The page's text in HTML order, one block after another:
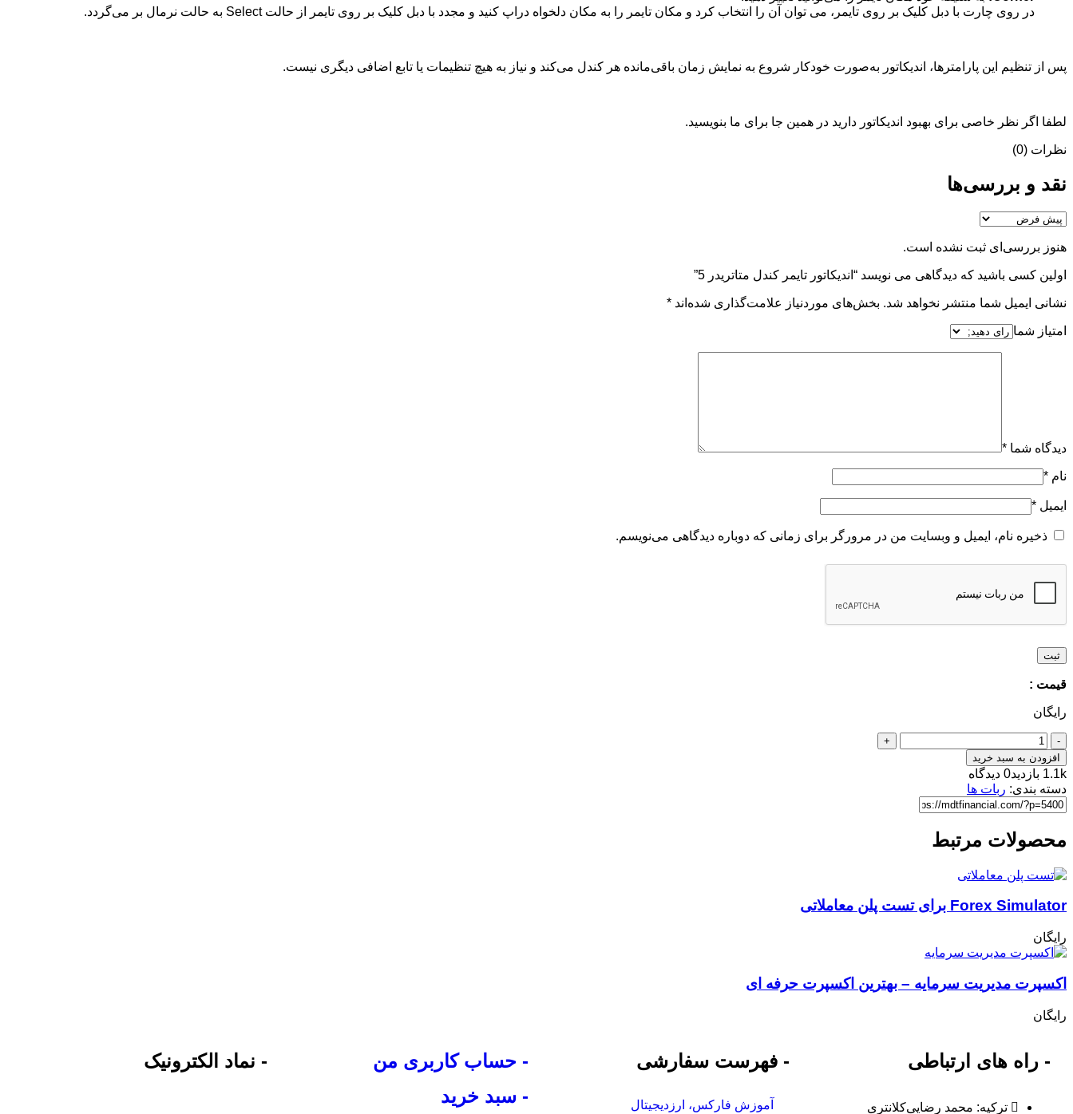
در روی چارت با دبل کلیک بر روی تایمر، می توان آن را انتخاب کرد و مکان تایمر را به مکان دلخواه دراپ کنید و مجدد با دبل کلیک بر روی تایمر از حالت Select به حالت نرمال بر می‌گردد.
پس از تنظیم این پارامترها، اندیکاتور به‌صورت خودکار شروع به نمایش زمان باقی‌مانده هر کندل می‌کند و نیاز به هیچ تنظیمات یا تابع اضافی دیگری نیست.
لطفا اگر نظر خاصی برای بهبود اندیکاتور دارید در همین جا برای ما بنویسید.
نظرات (0)
نقد و بررسی‌ها
هنوز بررسی‌ای ثبت نشده است.
اولین کسی باشید که دیدگاهی می نویسد “اندیکاتور تایمر کندل متاتریدر 5”
نشانی ایمیل شما منتشر نخواهد شد. بخش‌های موردنیاز علامت‌گذاری شده‌اند *
امتیاز شما
دیدگاه شما *
نام *
ایمیل *
ذخیره نام، ایمیل و وبسایت من در مرورگر برای زمانی که دوباره دیدگاهی می‌نویسم.
قیمت :
رایگان
افزودن به سبد خرید
1.1k بازدید
0 دیدگاه
دسته بندی: ربات ها
محصولات مرتبط
Forex Simulator برای تست پلن معاملاتی
رایگان
اکسپرت مدیریت سرمایه – بهترین اکسپرت حرفه ای
رایگان
- راه های ارتباطی
ترکیه: محمد رضایی‌کلانتری
- فهرست سفارشی
آموزش فارکس، ارزدیجیتال
- حساب کاربری من
- سبد خرید
- نماد الکترونیک